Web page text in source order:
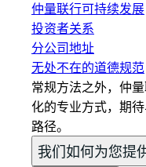
仲量联行可持续发展
投资者关系
分公司地址
无处不在的道德规范
常规方法之外，仲
化的专业方式，期
路径。
我们如何为您提